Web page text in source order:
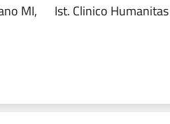
MI,
Ist. Clinico